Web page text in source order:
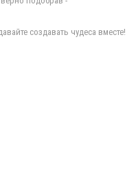
создавать чудеса вместе!